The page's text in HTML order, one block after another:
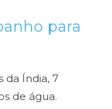
para
da Índia, 7
de água.